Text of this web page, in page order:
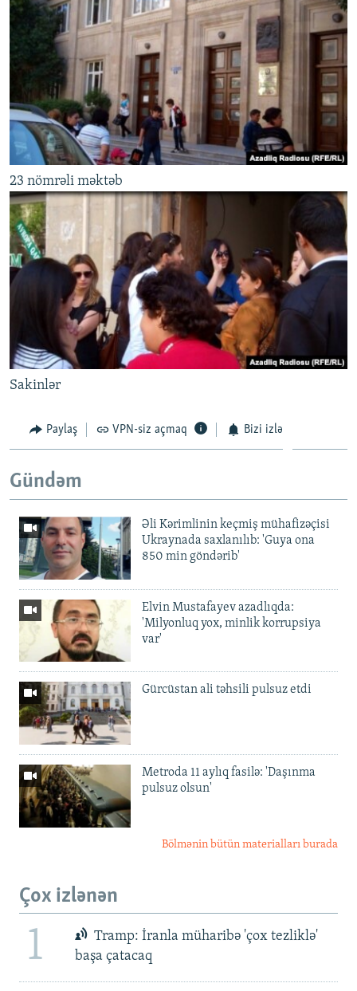
23 nömrəli məktəb
Sakinlər
Paylaş VPN-siz açmaq Bizi izlə
Gündəm
Əli Kərimlinin keçmiş mühafizəçisi
Ukraynada saxlanılıb: 'Guya ona
850 min göndərib'
Elvin Mustafayev azadlıqda:
'Milyonluq yox, minlik korrupsiya
var'
Gürcüstan ali təhsili pulsuz etdi
Metroda 11 aylıq fasilə: 'Daşınma
pulsuz olsun'
Bölmənin bütün materialları burada
Çox izlənən
1
Tramp: İranla müharibə 'çox tezliklə'
başa çatacaq